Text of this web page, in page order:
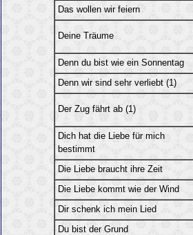
Das wollen wir feiern
Deine Träume
Denn du bist wie ein Sonnentag
Denn wir sind sehr verliebt (1)
Der Zug fährt ab (1)
Dich hat die Liebe für mich
bestimmt
Die Liebe braucht ihre Zeit
Die Liebe kommt wie der Wind
Dir schenk ich mein Lied
Du bist der Grund